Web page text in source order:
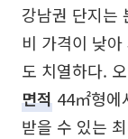
강남권 단지는
비 가격이 낮
도 치열하다.
면적 44㎡형에
받을 수 있는